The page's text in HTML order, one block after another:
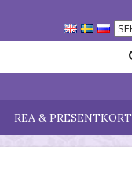
REA & PRESENTKORT